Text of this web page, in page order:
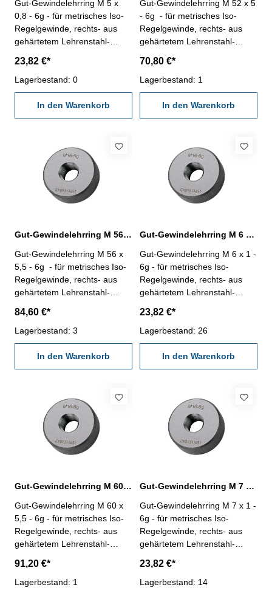
Gut-Gewindelehrring M 5 x
0,8 - 6g - für metrisches Iso-
Regelgewinde, rechts- aus
gehärtetem Lehrenstahl-
Nennmaß: M 5 x 0,8
23,82 €*
Lagerbestand: 0
In den Warenkorb
Gut-Gewindelehrring M 52 x 5
- 6g - für metrisches Iso-
Regelgewinde, rechts- aus
gehärtetem Lehrenstahl-
Nennmaß: M 52 x 5
70,80 €*
Lagerbestand: 1
In den Warenkorb
Gut-Gewindelehrring M 56 x 5,5 - 6g DIN 13
Gut-Gewindelehrring M 56 x
5,5 - 6g - für metrisches Iso-
Regelgewinde, rechts- aus
gehärtetem Lehrenstahl-
Nennmaß: M 56 x 5,5
84,60 €*
Lagerbestand: 3
In den Warenkorb
Gut-Gewindelehrring M 6 x 1 - 6g DIN 13
Gut-Gewindelehrring M 6 x 1 -
6g - für metrisches Iso-
Regelgewinde, rechts- aus
gehärtetem Lehrenstahl-
Nennmaß: M 6 x 1
23,82 €*
Lagerbestand: 26
In den Warenkorb
Gut-Gewindelehrring M 60 x 5,5 - 6g DIN 13
Gut-Gewindelehrring M 60 x
5,5 - 6g - für metrisches Iso-
Regelgewinde, rechts- aus
gehärtetem Lehrenstahl-
Nennmaß: M 60 x 5,5
91,20 €*
Lagerbestand: 1
Gut-Gewindelehrring M 7 x 1 - 6g DIN 13
Gut-Gewindelehrring M 7 x 1 -
6g - für metrisches Iso-
Regelgewinde, rechts- aus
gehärtetem Lehrenstahl-
Nennmaß: M 7 x 1
23,82 €*
Lagerbestand: 14